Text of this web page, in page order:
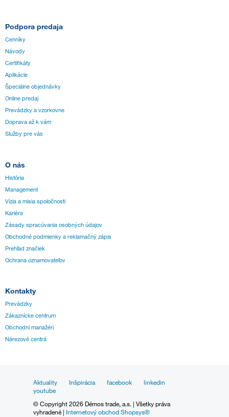
Podpora predaja
Cenníky
Návody
Certifikáty
Aplikácie
Špeciálne objednávky
Online predaj
Prevádzky a vzorkovne
Doprava až k vám
Služby pre vás
O nás
História
Management
Vízia a misia spoločnosti
Kariéra
Zásady spracúvania osobných údajov
Obchodné podmienky a reklamačný zápis
Prehľad značiek
Ochrana oznamovateľov
Kontakty
Prevádzky
Zákaznícke centrum
Obchodní manažéri
Nárezové centrá
Aktuality Inšpirácia facebook
linkedin
youtube
© Copyright 2026 Démos trade, a.s. | Všetky práva
vyhradené | Internetový obchod Shopsys®